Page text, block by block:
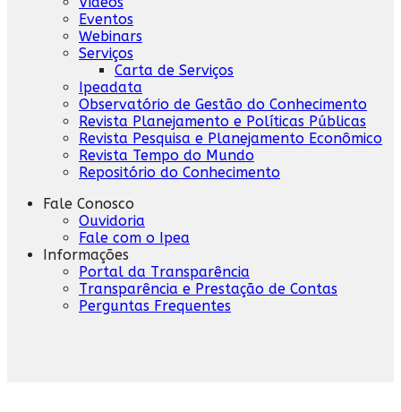
Eventos
Webinars
Serviços
Carta de Serviços
Ipeadata
Observatório de Gestão do Conhecimento
Revista Planejamento e Políticas Públicas
Revista Pesquisa e Planejamento Econômico
Revista Tempo do Mundo
Repositório do Conhecimento
Fale Conosco
Ouvidoria
Fale com o Ipea
Informações
Portal da Transparência
Transparência e Prestação de Contas
Perguntas Frequentes